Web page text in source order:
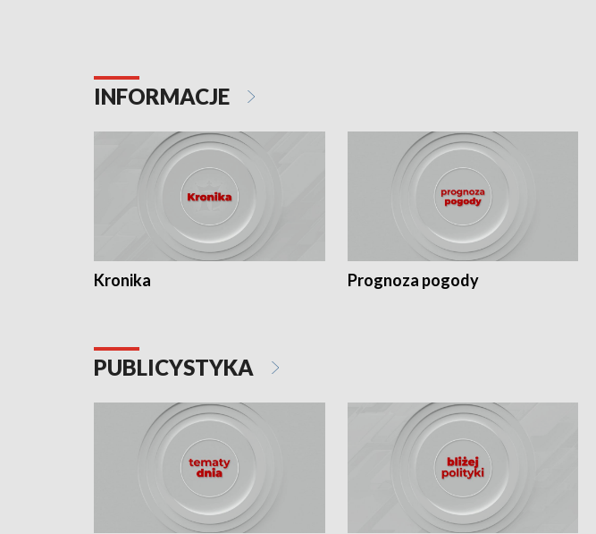
INFORMACJE
Kronika Prognoza pogody
PUBLICYSTYKA